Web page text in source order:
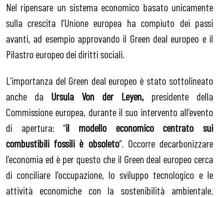
Nel ripensare un sistema economico basato unicamente
sulla crescita l’Unione europea ha compiuto dei passi
avanti, ad esempio approvando il Green deal europeo e il
Pilastro europeo dei diritti sociali.
L’importanza del Green deal europeo è stato sottolineato
anche da Ursula Von der Leyen, presidente della
Commissione europea, durante il suo intervento all’evento
di apertura: “il modello economico centrato sui
combustibili fossili è obsoleto”. Occorre decarbonizzare
l’economia ed è per questo che il Green deal europeo cerca
di conciliare l’occupazione, lo sviluppo tecnologico e le
attività economiche con la sostenibilità ambientale.